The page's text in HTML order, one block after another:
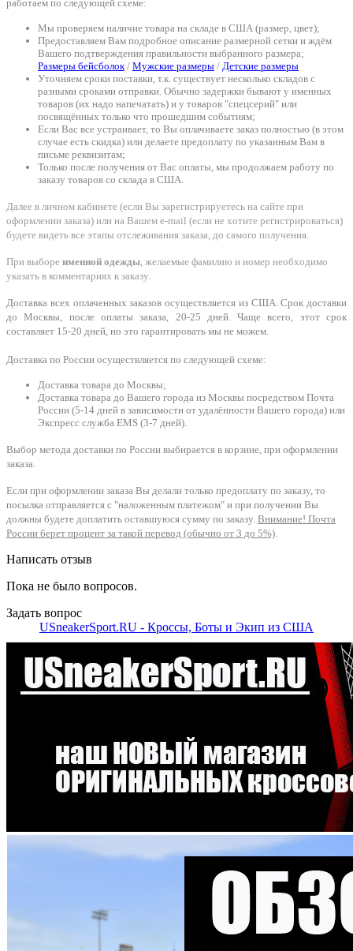
работаем по следующей схеме:
Мы проверяем наличие товара на складе в США (размер, цвет);
Предоставляем Вам подробное описание размерной сетки и ждём
Вашего подтверждения правильности выбранного размера;
Размеры бейсболок/ Мужские размеры / Детские размеры
Уточняем сроки поставки, т.к. существует несколько складов с
разными сроками отправки. Обычно задержки бывают у именных
товаров (их надо напечатать) и у товаров "спецсерий" или
посвящённых только что прошедшим событиям;
Если Вас все устраивает, то Вы оплачиваете заказ полностью (в этом
случае есть скидка) или делаете предоплату по указанным Вам в
письме реквизитам;
Только после получения от Вас оплаты, мы продолжаем работу по
заказу товаров со склада в США.
Далее в личном кабинете (если Вы зарегистрируетесь на сайте при
оформлении заказа) или на Вашем e-mail (если не хотите регистрироваться)
будете видеть все этапы отслеживания заказа, до самого получения.
При выборе именной одежды, желаемые фамилию и номер необходимо
указать в комментариях к заказу.
Доставка всех оплаченных заказов осуществляется из США. Срок доставки
до Москвы, после оплаты заказа, 20-25 дней. Чаще всего, этот срок
составляет 15-20 дней, но это гарантировать мы не можем.
Доставка по России осуществляется по следующей схеме:
Доставка товара до Москвы;
Доставка товара до Вашего города из Москвы посредством Почта
России (5-14 дней в зависимости от удалённости Вашего города) или
Экспресс служба EMS (3-7 дней).
Выбор метода доставки по России выбирается в корзине, при оформлении
заказа.
Если при оформлении заказа Вы делали только предоплату по заказу, то
посылка отправляется с "наложенным платежом" и при получении Вы
должны будете доплатить оставшуюся сумму по заказу. Внимание! Почта
России берет процент за такой перевод (обычно от 3 до 5%).
Написать отзыв
Пока не было вопросов.
Задать вопрос
USneakerSport.RU - Кроссы, Боты и Экип из США